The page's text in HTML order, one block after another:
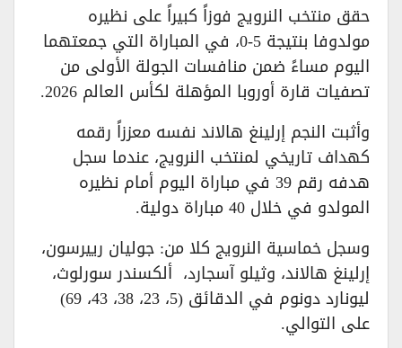
حقق منتخب النرويج فوزاً كبيراً على نظيره
مولدوفا بنتيجة 5-0، في المباراة التي جمعتهما
اليوم مساءً ضمن منافسات الجولة الأولى من
تصفيات قارة أوروبا المؤهلة لكأس العالم 2026.
وأثبت النجم إرلينغ هالاند نفسه معززاً رقمه
كهداف تاريخي لمنتخب النرويج، عندما سجل
هدفه رقم 39 في مباراة اليوم أمام نظيره
المولدو في خلال 40 مباراة دولية.
وسجل خماسية النرويج كلا من: جوليان رييرسون،
إرلينغ هالاند، وثيلو آسجارد، ألكسندر سورلوث،
ليونارد دونوم في الدقائق (5، 23، 38، 43، 69)
على التوالي.